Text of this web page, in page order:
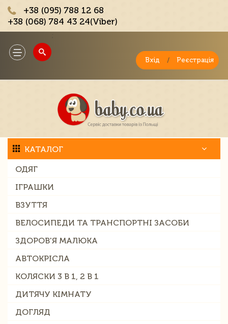
+38 (095) 788 12 68
+38 (068) 784 43 24(Viber)
Toggle
navigation
Вхід / Реєстрація
КАТАЛОГ
ОДЯГ
ІГРАШКИ
ВЗУТТЯ
ВЕЛОСИПЕДИ ТА ТРАНСПОРТНІ ЗАСОБИ
ЗДОРОВ'Я МАЛЮКА
АВТОКРІСЛА
КОЛЯСКИ 3 В 1, 2 В 1
ДИТЯЧУ КІМНАТУ
ДОГЛЯД